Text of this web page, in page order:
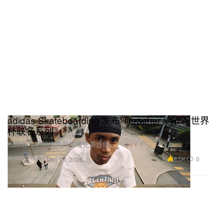
Fashion 时装
adidas Skateboarding 发布 Thrasher x AFA 世界
杯联名系列
把滑板与足球的共同灵魂完美连结。
May 29, 2026 8.0K 0